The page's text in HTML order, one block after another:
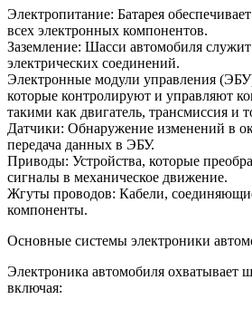
Электропитание: Батарея
всех электронных компонентов.
Заземление: Шасси автомобиля служит
электрических соединений.
Электронные модули управления
которые контролируют и управляют
такими как двигатель, трансмиссия и
Датчики: Обнаружение изменений в
передача данных в ЭБУ.
Приводы: Устройства, которые
сигналы в механическое движение.
Жгуты проводов: Кабели,
компоненты.
Основные системы электроники
Электроника автомобиля охватывает
включая: